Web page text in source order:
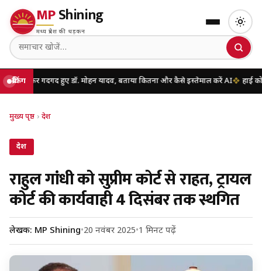
MPShining
मध्य प्रदेश की धड़कन
ब्रेकिंगहुए डॉ. मोहन यादव, बताया कितना और कैसे इस्तेमाल करें AI हाई कोर्ट की नई
मुख्य पृष्ठ › देश
देश
राहुल गांधी को सुप्रीम कोर्ट से राहत, ट्रायल
कोर्ट की कार्यवाही 4 दिसंबर तक स्थगित
लेखक: MP Shining•20 नवंबर 2025•1 मिनट पढ़ें